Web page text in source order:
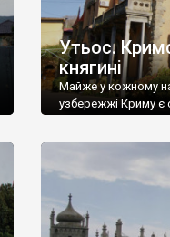
Утьос.
княгині
Майже у кожному
узбережжі Криму є